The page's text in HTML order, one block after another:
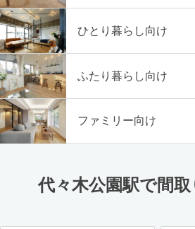
ひとり暮らし向け
ふたり暮らし向け
ファミリー向け
代々木公園駅で間